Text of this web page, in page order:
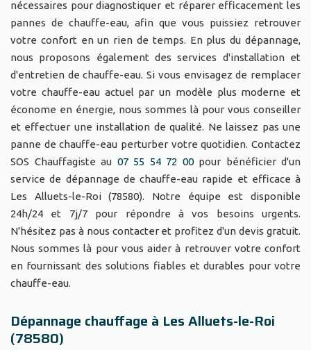
nécessaires pour diagnostiquer et réparer efficacement les
pannes de chauffe-eau, afin que vous puissiez retrouver
votre confort en un rien de temps. En plus du dépannage,
nous proposons également des services d'installation et
d'entretien de chauffe-eau. Si vous envisagez de remplacer
votre chauffe-eau actuel par un modèle plus moderne et
économe en énergie, nous sommes là pour vous conseiller
et effectuer une installation de qualité. Ne laissez pas une
panne de chauffe-eau perturber votre quotidien. Contactez
SOS Chauffagiste au 07 55 54 72 00pour bénéficier d'un
service de dépannage de chauffe-eau rapide et efficace à
Les Alluets-le-Roi (78580). Notre équipe est disponible
24h/24 et 7j/7 pour répondre à vos besoins urgents.
N'hésitez pas à nous contacter et profitez d'un devis gratuit.
Nous sommes là pour vous aider à retrouver votre confort
en fournissant des solutions fiables et durables pour votre
chauffe-eau.
Dépannage chauffage à Les Alluets-le-Roi
(78580)